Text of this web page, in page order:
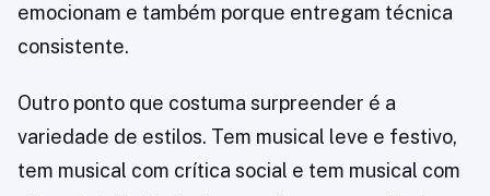
emocionam e também porque entregam técnica
consistente.
Outro ponto que costuma surpreender é a
variedade de estilos. Tem musical leve e festivo,
tem musical com crítica social e tem musical com